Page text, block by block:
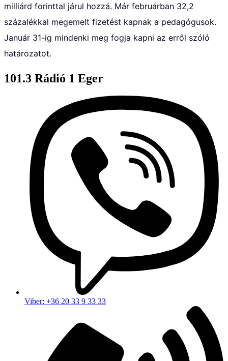
milliárd forinttal járul hozzá. Már februárban 32,2
százalékkal megemelt fizetést kapnak a pedagógusok.
Január 31-ig mindenki meg fogja kapni az erről szóló
határozatot.
101.3 Rádió 1 Eger
Viber: +36 20 33 9 33 33